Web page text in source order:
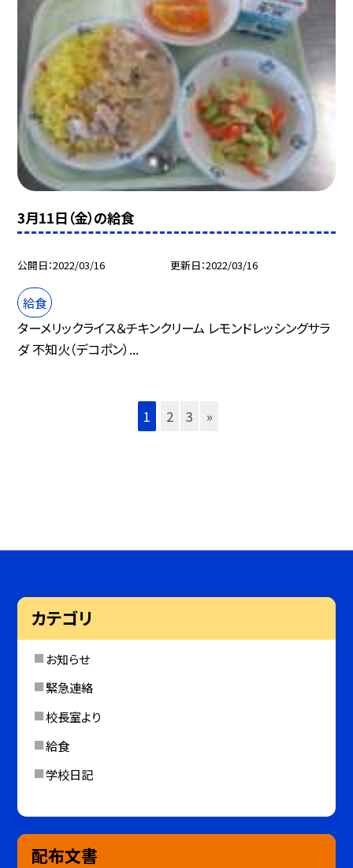
3月11日（金）の給食
公開日 2022/03/16 更新日 2022/03/16
給食
ターメリックライス＆チキンクリーム レモンドレッシングサラ
ダ 不知火（デコポン）...
1 2 3 »
カテゴリ
お知らせ
緊急連絡
校長室より
給食
学校日記
配布文書